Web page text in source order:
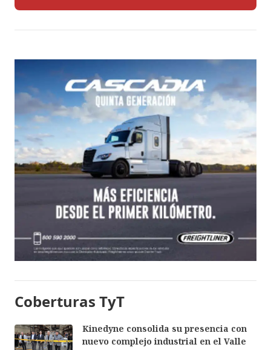
Coberturas TyT
Kinedyne consolida su presencia con
nuevo complejo industrial en el Valle